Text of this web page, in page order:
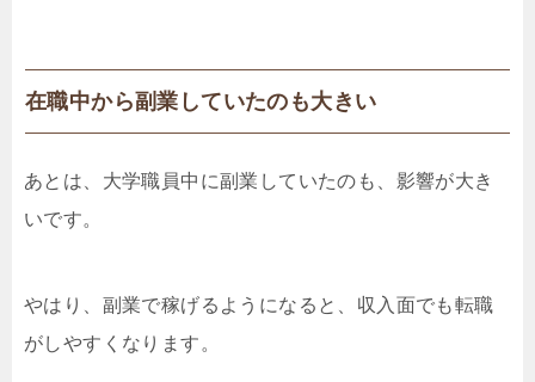
在職中から副業していたのも大きい
あとは、大学職員中に副業していたのも、影響が大き
いです。
やはり、副業で稼げるようになると、収入面でも転職
がしやすくなります。